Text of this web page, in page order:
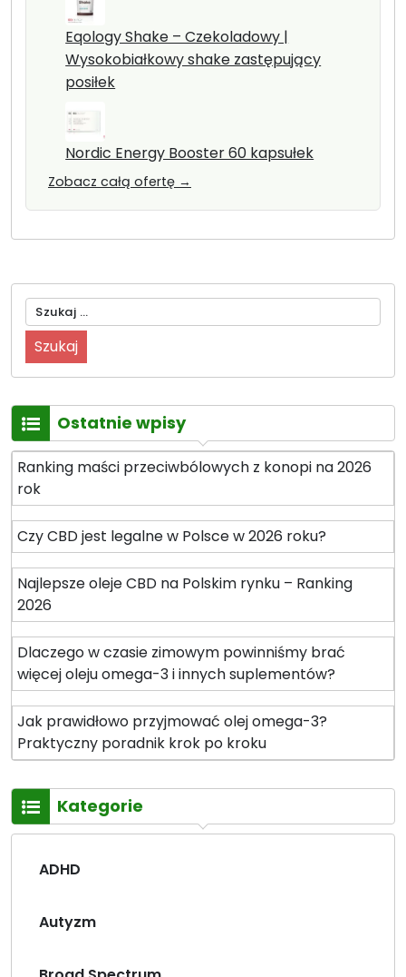
Eqology Shake – Czekoladowy |
Wysokobiałkowy shake zastępujący
posiłek
Nordic Energy Booster 60 kapsułek
Zobacz całą ofertę →
Szukaj:
Ostatnie wpisy
Ranking maści przeciwbólowych z konopi na 2026
rok
Czy CBD jest legalne w Polsce w 2026 roku?
Najlepsze oleje CBD na Polskim rynku – Ranking
2026
Dlaczego w czasie zimowym powinniśmy brać
więcej oleju omega-3 i innych suplementów?
Jak prawidłowo przyjmować olej omega-3?
Praktyczny poradnik krok po kroku
Kategorie
ADHD
Autyzm